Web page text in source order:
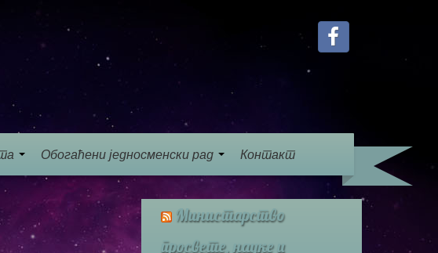
Обогаћени једносменски рад Контакт
Министарство
просвете, науке и